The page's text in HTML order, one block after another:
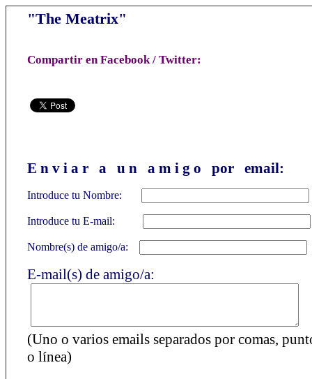
"The Meatrix"
Compartir en Facebook / Twitter:
E n v i a r a u n a m i g o por email:
Introduce tu Nombre:
Introduce tu E-mail:
Nombre(s) de amigo/a:
E-mail(s) de amigo/a:
(Uno o varios emails separados por comas,
o línea)